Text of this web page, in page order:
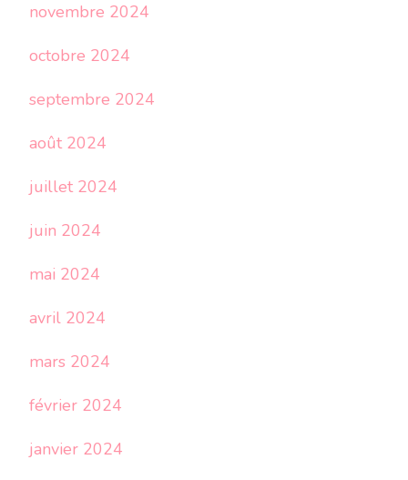
novembre 2024
octobre 2024
septembre 2024
août 2024
juillet 2024
juin 2024
mai 2024
avril 2024
mars 2024
février 2024
janvier 2024